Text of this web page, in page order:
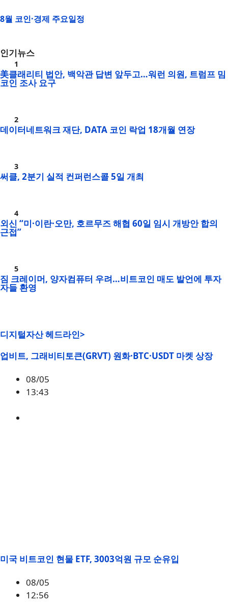
8월 코인·경제 주요일정
인기뉴스
美클래리티 법안, 백악관 답변 앞두고…워런 의원, 트럼프 밈
코인 조사 요구
데이터네트워크 재단, DATA 코인 락업 18개월 연장
써클, 2분기 실적 컨퍼런스콜 5일 개최
외신 “미·이란·오만, 호르무즈 해협 60일 임시 개방안 합의
근접”
짐 크레이머, 양자컴퓨터 우려…비트코인 매도 발언에 투자
자들 환영
디지털자산 헤드라인>
업비트, 그래비티토큰(GRVT) 원화·BTC·USDT 마켓 상장
08/05
13:43
미국 비트코인 현물 ETF, 3003억원 규모 순유입
08/05
12:56